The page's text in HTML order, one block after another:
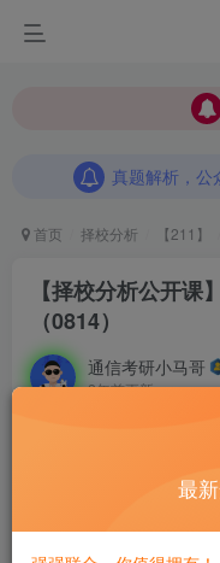
真题解析，
真题解析，公
首页 择校分析 【211】
【择校分析公开课
（0814）
通信考研小马哥
2年前更新
小马哥前言：择
享上岸经验！每
最